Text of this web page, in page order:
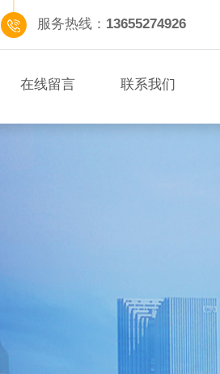
服务热线： 13655274926
在线留言 联系我们